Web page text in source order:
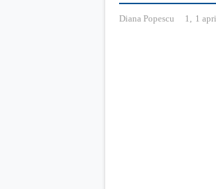
Diana Popescu 1, 1